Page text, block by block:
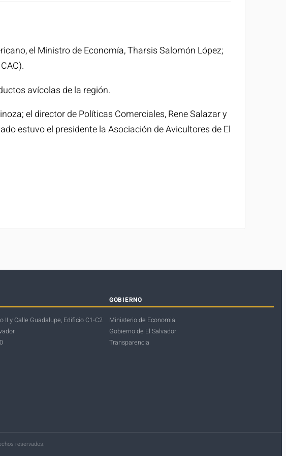
el Ministro de Economía, Tharsis Salomón López;
avícolas de la región.
el director de Políticas Comerciales, Rene Salazar y
estuvo el presidente la Asociación de Avicultores de El
II y Calle Guadalupe, Edificio C1-C2
GOBIERNO
Ministerio de Economia
Gobierno de El Salvador
Transparencia
reservados.